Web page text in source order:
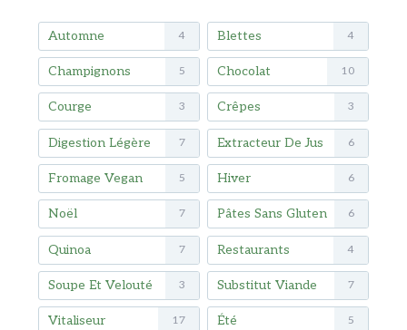
Automne 4 Blettes 4
Champignons 5 Chocolat 10
Courge 3 Crêpes 3
Digestion Légère 7 Extracteur De Jus 6
Fromage Vegan 5 Hiver 6
Noël 7 Pâtes Sans Gluten 6
Quinoa 7 Restaurants 4
Soupe Et Velouté 3 Substitut Viande 7
Vitaliseur 17 Été 5